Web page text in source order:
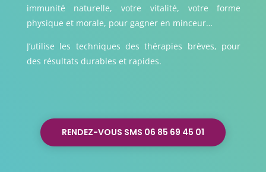
immunité naturelle, votre vitalité, votre forme
physique et morale, pour gagner en minceur…
J’utilise les techniques des thérapies brèves, pour
des résultats durables et rapides.
RENDEZ-VOUS SMS 06 85 69 45 01